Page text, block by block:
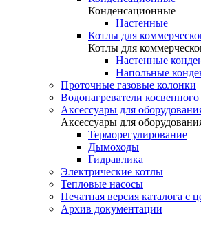
Конденсационные
Настенные
Котлы для
Котлы для
Настенные
Напольные
Проточные газовые колонки
Водонагреватели косвенного
Аксессуары для
Аксессуары для
Терморегулирование
Дымоходы
Гидравлика
Электрические котлы
Тепловые насосы
Печатная версия каталога с
Архив документации